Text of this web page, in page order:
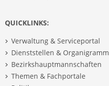
QUICKLINKS:
Verwaltung & Serviceportal
Dienststellen & Organigramm
Bezirkshauptmannschaften
Themen & Fachportale